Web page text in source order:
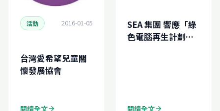
活動 2016-01-05
台灣愛希望兒童關
懷發展協會
閱讀全文arrow_forward
SEA 集團 響應「綠
色電腦再生計劃」
閱讀全文arrow_forward